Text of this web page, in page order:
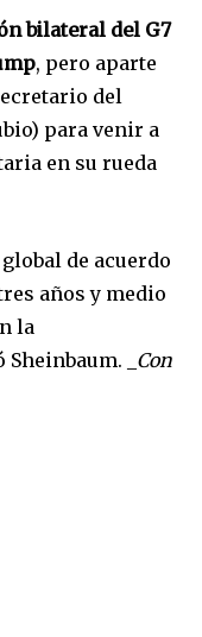
de
de la
correo basura a tu
nosotros.
bilateral del G7
, pero aparte
del
para venir a
en su rueda
de acuerdo
años y medio
la
_ Con